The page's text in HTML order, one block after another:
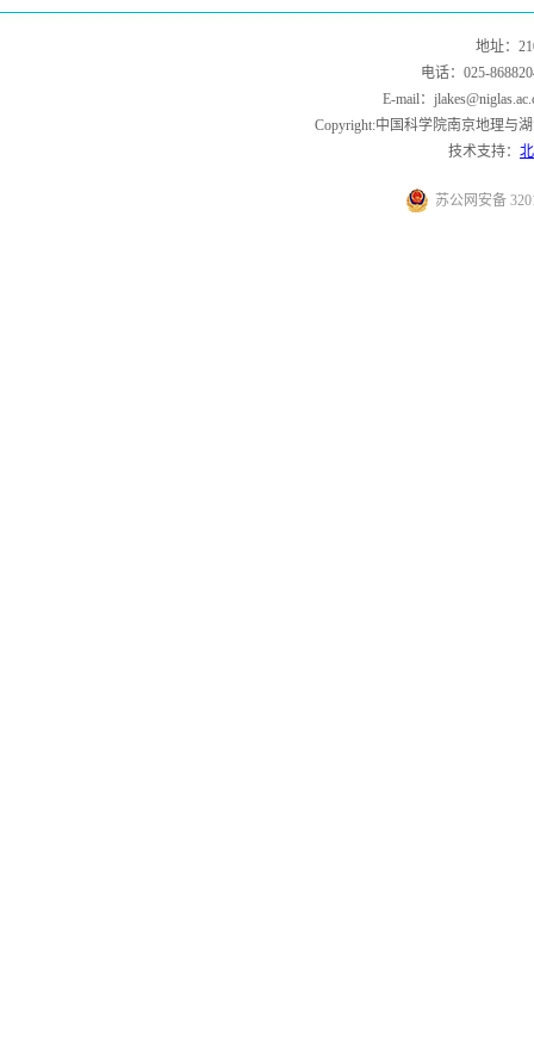
地址：
电话：025-
E-mail：
Copyright:中国科学院南京地理与
技术支持：
苏公网安备